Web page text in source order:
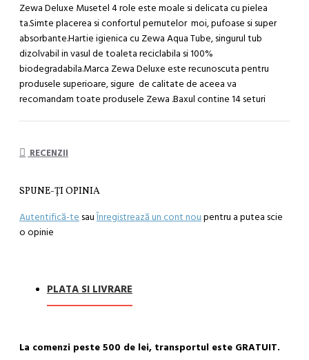
Zewa Deluxe Musetel 4 role este moale si delicata cu pielea
ta.Simte placerea si confortul pernutelor moi, pufoase si super
absorbante.Hartie igienica cu Zewa Aqua Tube, singurul tub
dizolvabil in vasul de toaleta reciclabila si 100%
biodegradabila.Marca Zewa Deluxe este recunoscuta pentru
produsele superioare, sigure de calitate de aceea va
recomandam toate produsele Zewa .Baxul contine 14 seturi
RECENZII
SPUNE-ŢI OPINIA
Autentifică-te sauÎnregistrează un cont nou pentru a putea scie
o opinie
PLATA SI LIVRARE
La comenzi peste 500 de lei, transportul este GRATUIT.